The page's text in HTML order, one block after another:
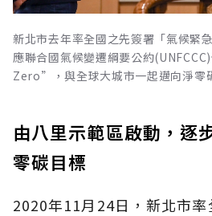
新北市去年率全國之先簽署「氣候緊
應聯合國氣候變遷綱要公約
Zero”，與全球大城市一起邁向淨零
由八里示範區啟動，逐
零碳目標
2020年11月24日，新北市